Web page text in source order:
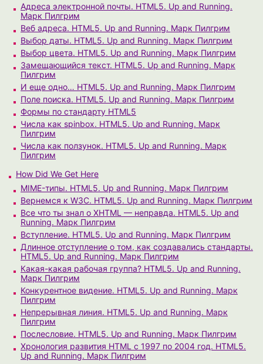
Адреса электронной почты. HTML5. Up and Running.
Марк Пилгрим
Веб адреса. HTML5. Up and Running. Марк Пилгрим
Выбор даты. HTML5. Up and Running. Марк Пилгрим
Выбор цвета. HTML5. Up and Running. Марк Пилгрим
Замещающийся текст. HTML5. Up and Running. Марк
Пилгрим
И еще одно… HTML5. Up and Running. Марк Пилгрим
Поле поиска. HTML5. Up and Running. Марк Пилгрим
Формы по стандарту HTML5
Числа как spinbox. HTML5. Up and Running. Марк
Пилгрим
Числа как ползунок. HTML5. Up and Running. Марк
Пилгрим
How Did We Get Here
MIME-типы. HTML5. Up and Running. Марк Пилгрим
Вернемся к W3C. HTML5. Up and Running. Марк Пилгрим
Все что ты знал о XHTML — неправда. HTML5. Up and
Running. Марк Пилгрим
Вступление. HTML5. Up and Running. Марк Пилгрим
Длинное отступление о том, как создавались стандарты.
HTML5. Up and Running. Марк Пилгрим
Какая-какая рабочая группа? HTML5. Up and Running.
Марк Пилгрим
Конкурентное видение. HTML5. Up and Running. Марк
Пилгрим
Непрерывная линия. HTML5. Up and Running. Марк
Пилгрим
Послесловие. HTML5. Up and Running. Марк Пилгрим
Хронология развития HTML с 1997 по 2004 год. HTML5.
Up and Running. Марк Пилгрим